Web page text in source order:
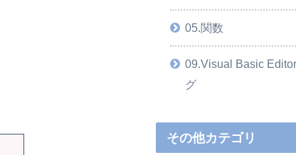
05.関数
09.Visual Basic
グ
その他カテゴリ